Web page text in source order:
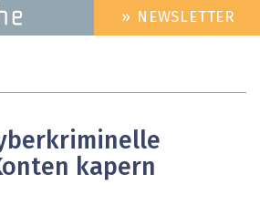
HEADER
MENU
» NEWSLETTER
kapern